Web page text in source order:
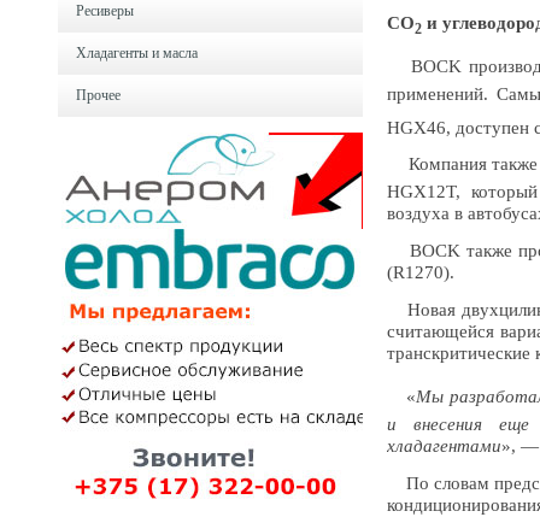
Ресиверы
Хладагенты и масла
Прочее
CO2 и
BOCK
применений.
HGX46, доступен
Компания также
HGX12T,
воздуха в
BOCK также
(R1270).
Новая
считающейся
«Мы
и внесения еще
хладагентами», —
По словам